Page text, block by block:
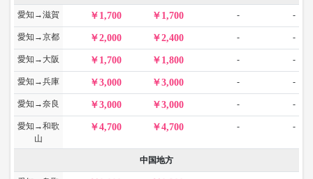
愛知→滋賀 1,700 1,700 - -
愛知→京都 2,000 2,400 - -
愛知→大阪 1,700 1,800 - -
愛知→兵庫 3,000 3,000 - -
愛知→奈良 3,000 3,000 - -
愛知→和歌
山
4,700 4,700 - -
中国地方